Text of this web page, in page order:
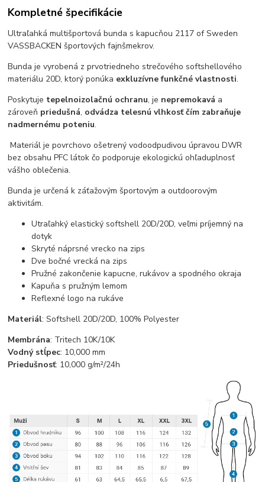
Kompletné špecifikácie
Ultraľahká multišportová bunda s kapucňou 2117 of Sweden
VASSBACKEN športových fajnšmekrov.
Bunda je vyrobená z prvotriedneho strečového softshellového
materiálu 20D, ktorý ponúka exkluzívne funkčné vlastnosti.
Poskytuje tepelnoizolačnú ochranu, je nepremokavá a
zároveň priedušná, odvádza telesnú vlhkosť čím zabraňuje
nadmernému poteniu.
Materiál je povrchovo ošetrený vodoodpudivou úpravou DWR
bez obsahu PFC látok čo podporuje ekologickú ohľaduplnosť
vášho oblečenia.
Bunda je určená k záťažovým športovým a outdoorovým
aktivitám.
Utraľahký elastický softshell 20D/20D, veľmi príjemný na
dotyk
Skryté náprsné vrecko na zips
Dve bočné vrecká na zips
Pružné zakončenie kapucne, rukávov a spodného okraja
Kapuňa s pružným lemom
Reflexné logo na rukáve
Materiál: Softshell 20D/20D, 100% Polyester
Membrána: Tritech 10K/10K
Vodný stĺpec: 10,000 mm
Priedušnosť: 10,000 g/m²/24h